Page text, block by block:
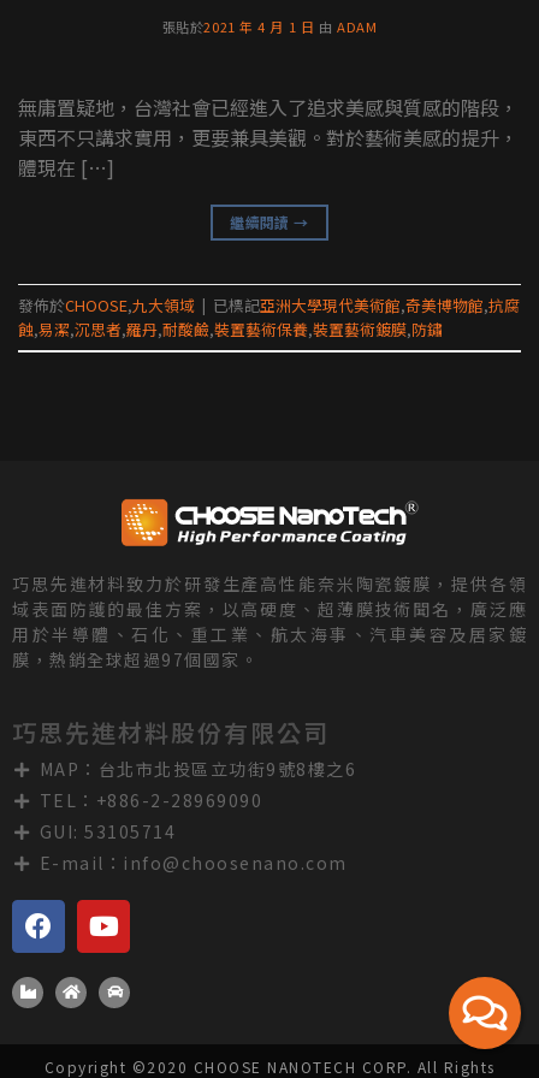
張貼於2021 年 4 月 1 日 由 ADAM
無庸置疑地，台灣社會已經進入了追求美感與質感的階段，
東西不只講求實用，更要兼具美觀。對於藝術美感的提升，
體現在 […]
繼續閱讀→
發佈於CHOOSE,九大領域 | 已標記亞洲大學現代美術館,奇美博物館,抗腐
蝕,易潔,沉思者,羅丹,耐酸鹼,裝置藝術保養,裝置藝術鍍膜,防鏽
巧思先進材料致力於研發生產高性能奈米陶瓷鍍膜，提供各領
域表面防護的最佳方案，以高硬度、超薄膜技術聞名，廣泛應
用於半導體、石化、重工業、航太海事、汽車美容及居家鍍
膜，熱銷全球超過97個國家。
巧思先進材料股份有限公司
MAP：台北市北投區立功街9號8樓之6
TEL：+886-2-28969090
GUI: 53105714
E-mail： info@choosenano.com
Copyright ©2020 CHOOSE NANOTECH CORP. All Rights